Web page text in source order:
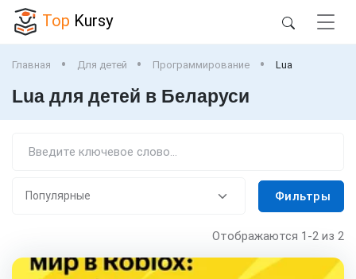
Top Kursy
Главная Для детей Программирование Lua
Lua для детей в Беларуси
Фильтры
Отображаются 1-2 из 2